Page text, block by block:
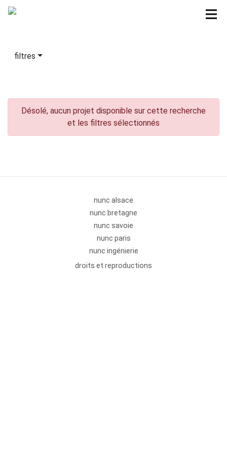
filtres
Désolé, aucun projet disponible sur cette recherche
et les filtres sélectionnés
nunc alsace
nunc bretagne
nunc savoie
nunc paris
nunc ingénierie
droits et reproductions